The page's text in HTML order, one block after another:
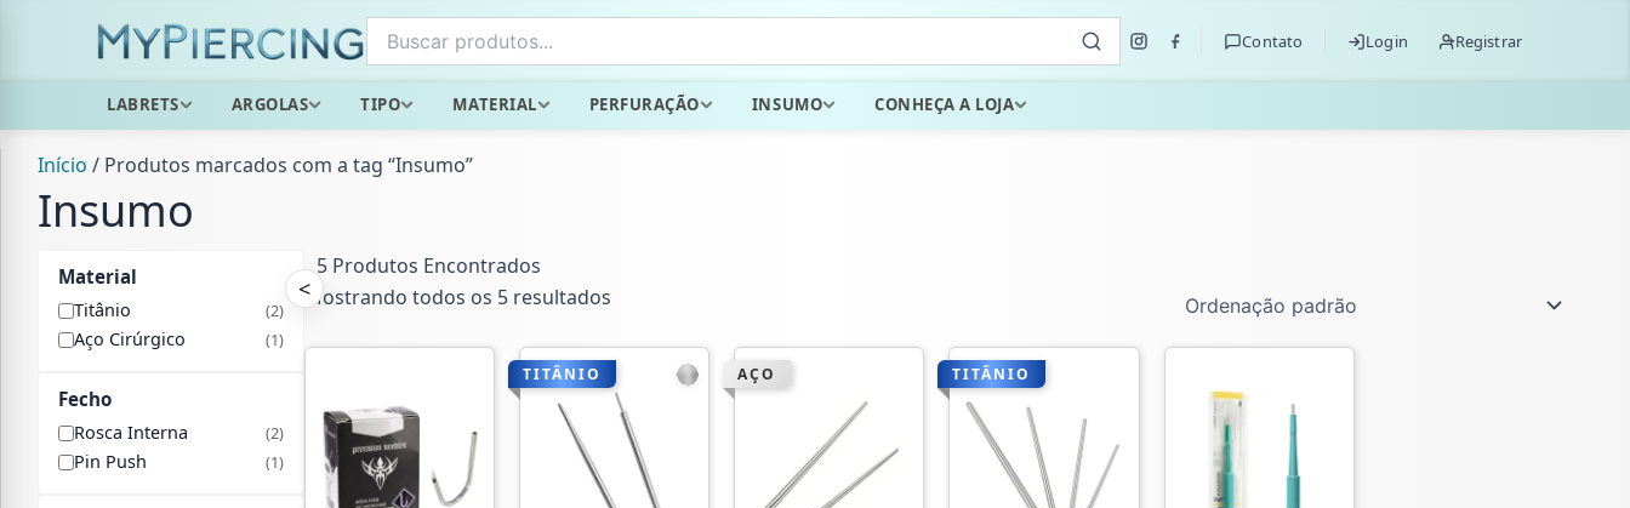
Contato Login Registrar
LABRETS ARGOLAS TIPO MATERIAL PERFURAÇÃO INSUMO CONHEÇA A LOJA
Início / Produtos marcados com a tag “Insumo”
Insumo
<
Material
Titânio (2)
Aço Cirúrgico (1)
Fecho
Rosca Interna (2)
Pin Push (1)
5 Produtos Encontrados
Mostrando todos os 5 resultados
TITÂNIO AÇO TITÂNIO